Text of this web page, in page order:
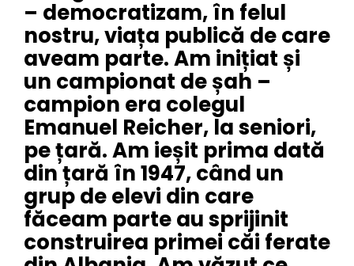
– democratizam, în felul
nostru, viața publică de care
aveam parte. Am inițiat și
un campionat de șah –
campion era colegul
Emanuel Reicher, la seniori,
pe țară. Am ieșit prima dată
din țară în 1947, când un
grup de elevi din care
făceam parte au sprijinit
construirea primei căi ferate